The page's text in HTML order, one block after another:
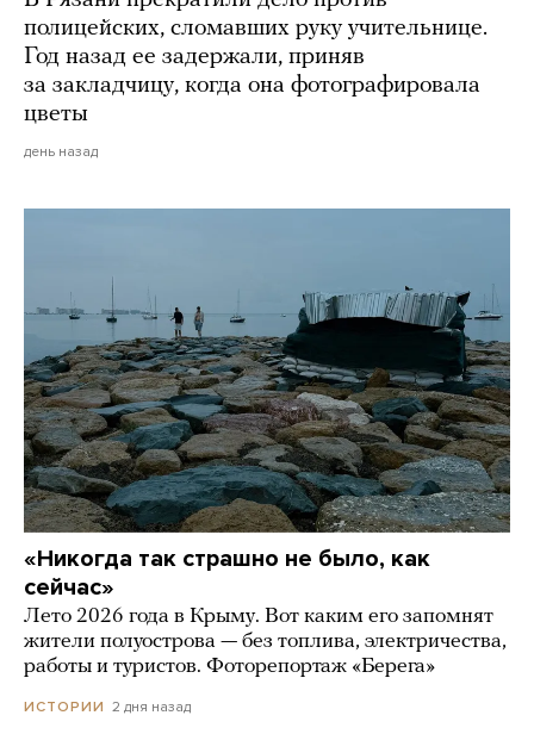
полицейских, сломавших руку учительнице.
Год назад ее задержали, приняв
за закладчицу, когда она фотографировала
цветы
день назад
«Никогда так страшно не было, как
сейчас»
Лето 2026 года в Крыму. Вот каким его запомнят
жители полуострова — без топлива, электричества,
работы и туристов. Фоторепортаж «Берега»
ИСТОРИИ 2 дня назад